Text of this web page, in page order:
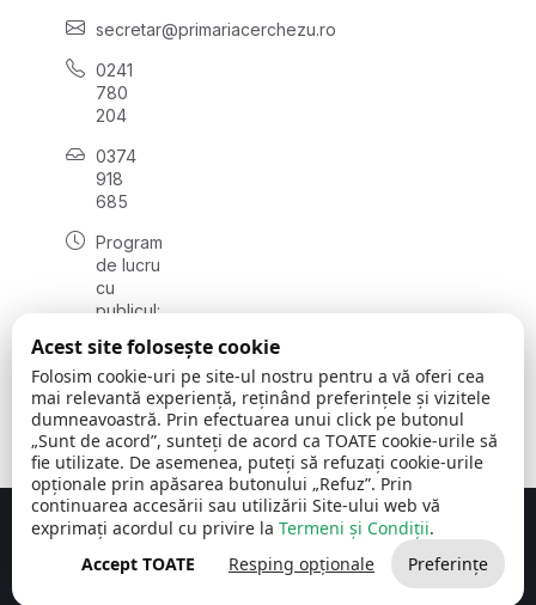
secretar@primariacerchezu.ro
0241
780
204
0374
918
685
Program
de lucru
cu
publicul:
08:00 -
16:30
, vineri:
08:00 -
14:00
Comuna Cerchezu © 2026Toate drepturile rezervate
Concept realizat de Big Media Relații Publice SRL
Acest site folosește cookie
Folosim cookie-uri pe site-ul nostru pentru a vă oferi cea
mai relevantă experiență, reținând preferințele și vizitele
dumneavoastră. Prin efectuarea unui click pe butonul
„Sunt de acord”, sunteți de acord ca TOATE cookie-urile să
fie utilizate. De asemenea, puteți să refuzați cookie-urile
opționale prin apăsarea butonului „Refuz”. Prin
continuarea accesării sau utilizării Site-ului web vă
exprimați acordul cu privire la Termeni și Condiții.
Accept TOATE
Resping opționale Preferințe